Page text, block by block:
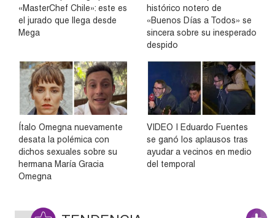
«MasterChef Chile»: este es
el jurado que llega desde
Mega
histórico notero de
«Buenos Días a Todos» se
sincera sobre su inesperado
despido
Ítalo Omegna nuevamente
desata la polémica con
dichos sexuales sobre su
hermana María Gracia
Omegna
VIDEO | Eduardo Fuentes
se ganó los aplausos tras
ayudar a vecinos en medio
del temporal